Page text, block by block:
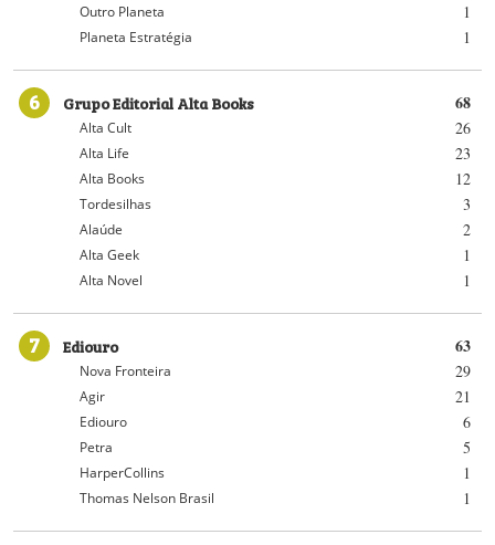
1
Outro Planeta
1
Planeta Estratégia
6 68
Grupo Editorial Alta Books
26
Alta Cult
23
Alta Life
12
Alta Books
3
Tordesilhas
2
Alaúde
1
Alta Geek
1
Alta Novel
7 63
Ediouro
29
Nova Fronteira
21
Agir
6
Ediouro
5
Petra
1
HarperCollins
1
Thomas Nelson Brasil